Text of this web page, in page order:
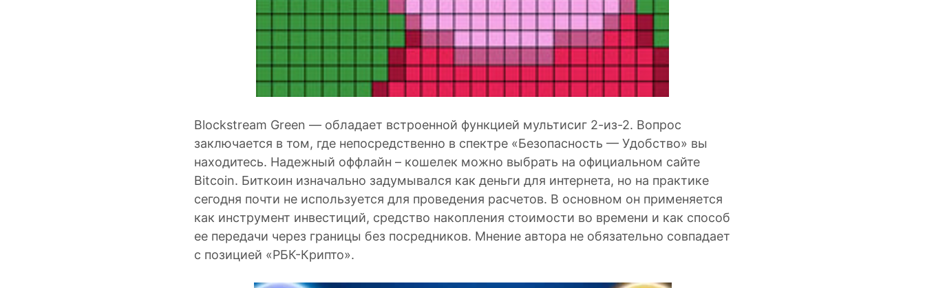
Blockstream Green — обладает встроенной функцией мультисиг 2-из-2. Вопрос
заключается в том, где непосредственно в спектре «Безопасность — Удобство» вы
находитесь. Надежный оффлайн – кошелек можно выбрать на официальном сайте
Bitcoin. Биткоин изначально задумывался как деньги для интернета, но на практике
сегодня почти не используется для проведения расчетов. В основном он применяется
как инструмент инвестиций, средство накопления стоимости во времени и как способ
ее передачи через границы без посредников. Мнение автора не обязательно совпадает
с позицией «РБК-Крипто».